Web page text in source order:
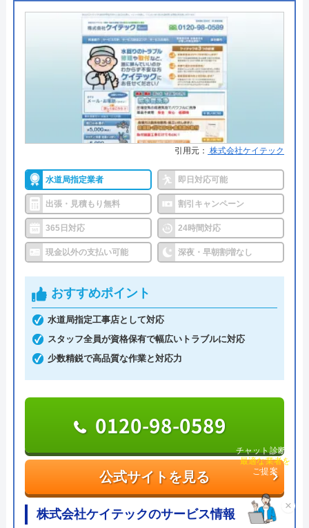
Googleクチコミを見る
●支払い方法
現金・集金・銀行振込・クレジッ
トカード
―
●保証・保険 最大5年の保証あり
詳細は公式HPでご確認ください
水の生活トラブル救急車がおすすめの理由
水の生活トラブル救急車は全国40都道府県を対応エ
リアとしており、またトイレやキッチン、お風呂な
ど水まわり設備全般の修理が可能な、誰でも相談し
やすい水道業者です。
熟練スタッフが訪問してくれるため、技術面に関し
ては信頼出来ますし、最短30分での駆けつけや見積
もりは無料の面も加味すると、相見積もりに利用し
たい業者の一つです。
公式サイトを見る
0120-896-893
受付時間 24時間
引用元： 株式会社ケイテック
水道局指定業者 即日対応可能
出張・見積もり無料 割引キャンペーン
365日対応 24時間対応
現金以外の支払い可能 深夜・早朝割増なし
おすすめポイント
水道局指定工事店として対応
スタッフ全員が資格保有で幅広いトラブルに対応
少数精鋭で高品質な作業と対応力
公式サイトを見る
0120-98-0589
株式会社ケイテックのサービス情報
最適な業者を
ご提案